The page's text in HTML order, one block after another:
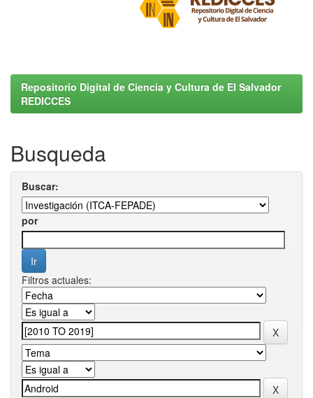
Repositorio Digital de Ciencia y Cultura de El Salvador
REDICCES
Busqueda
Buscar:
por
Filtros actuales: